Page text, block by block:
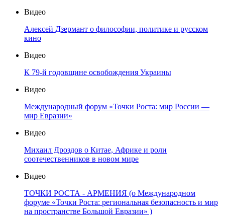
Видео
Алексей Дзермант о философии, политике и русском
кино
Видео
К 79-й годовщине освобождения Украины
Видео
Международный форум «Точки Роста: мир России —
мир Евразии»
Видео
Михаил Дроздов о Китае, Африке и роли
соотечественников в новом мире
Видео
ТОЧКИ РОСТА - АРМЕНИЯ (о Международном
форуме «Точки Роста: региональная безопасность и мир
на пространстве Большой Евразии» )